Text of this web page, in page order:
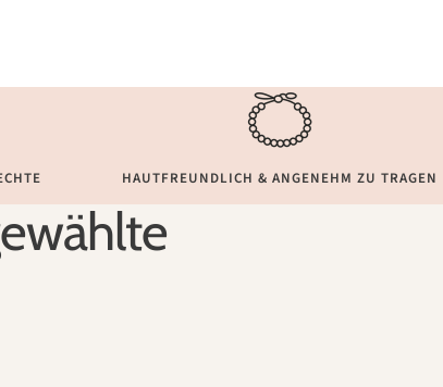
HAUTFREUNDLICH & ANGENEHM ZU TRAGEN